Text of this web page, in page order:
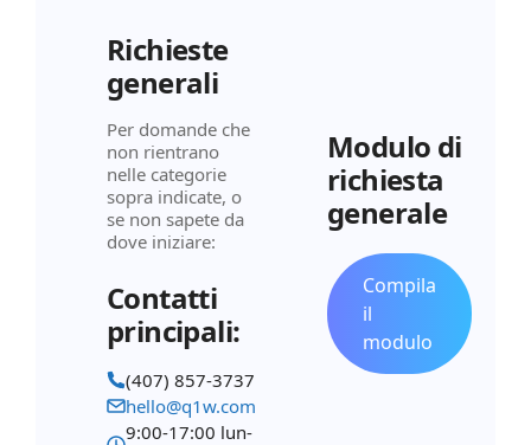
Richieste
generali
Per domande che
non rientrano
nelle categorie
sopra indicate, o
se non sapete da
dove iniziare:
Contatti
principali:
(407) 857-3737
hello@q1w.com
9:00-17:00 lun-
Modulo di
richiesta
generale
Compila
il
modulo